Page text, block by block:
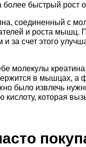
более быстрый
соединенный с
и роста мышц.
счет этого
молекулы
в мышцах,
было извлечь
кислоту, которая